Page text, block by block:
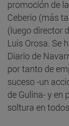
promoción de
Ceberio (más
(luego director
Luis Orosa. Se
Diario de
por tanto de
suceso -un
de Gulina- y en
soltura en